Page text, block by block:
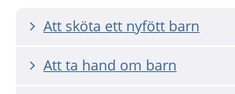
Att sköta ett nyfött barn
Att ta hand om barn